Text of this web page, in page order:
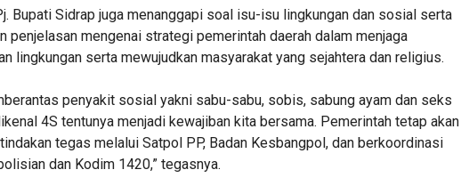
Bupati Sidrap juga menanggapi soal isu-isu lingkungan dan sosial serta
penjelasan mengenai strategi pemerintah daerah dalam menjaga
lingkungan serta mewujudkan masyarakat yang sejahtera dan religius.
penyakit sosial yakni sabu-sabu, sobis, sabung ayam dan seks
4S tentunya menjadi kewajiban kita bersama. Pemerintah tetap akan
tegas melalui Satpol PP, Badan Kesbangpol, dan berkoordinasi
dan Kodim 1420,” tegasnya.